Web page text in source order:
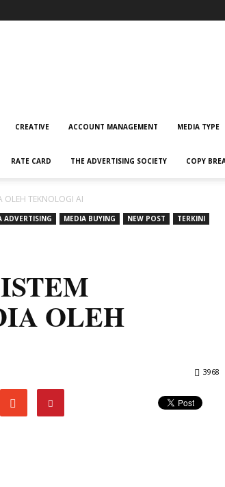
CREATIVE ACCOUNT MANAGEMENT MEDIA TYPE
RATE CARD THE ADVERTISING SOCIETY COPY
OLEH TEKNOLOGI AI
ADVERTISING MEDIA BUYING NEW POST TERKINI
OLEH
3968